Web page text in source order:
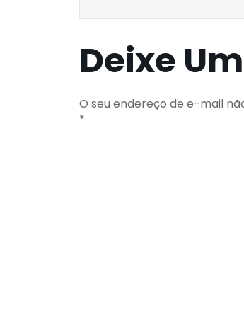
Deixe
O seu endereço de e-mail
*